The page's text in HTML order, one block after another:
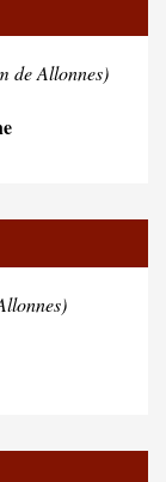
de Allonnes)